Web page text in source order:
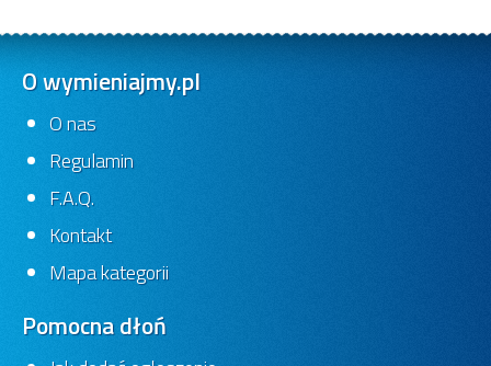
O wymieniajmy.pl
O nas
Regulamin
F.A.Q.
Kontakt
Mapa kategorii
Pomocna dłoń